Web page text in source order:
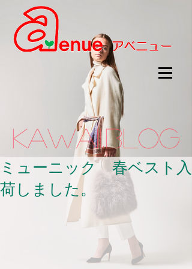
kawaii.BLOG
ミューニック 春ベスト入
荷しました。